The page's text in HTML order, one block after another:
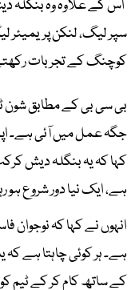
اس کے علاوہ وہ بنگلہ
سپر لیگ، لنکن پریمیئر
کوچنگ کے تجربات
بی سی بی کے مطابق شون
جگہ عمل میں آئی ہے۔
کہا کہ یہ بنگلہ دیش
ہے، ایک نیا دور شروع ہو
انہوں نے کہا کہ نوجوان
ہے۔ ہر کوئی چاہتا ہے
کے ساتھ کام کر کے ٹیم